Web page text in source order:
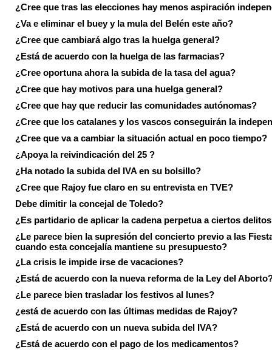
¿Cree que tras las elecciones hay menos aspiración
¿Va e eliminar el buey y la mula del Belén este año?
¿Cree que cambiará algo tras la huelga general?
¿Está de acuerdo con la huelga de las farmacias?
¿Cree oportuna ahora la subida de la tasa del agua?
¿Cree que hay motivos para una huelga general?
¿Cree que hay que reducir las comunidades autónomas?
¿Cree que los catalanes y los vascos conseguirán la
¿Cree que va a cambiar la situación actual en poco tiempo?
¿Apoya la reivindicación del 25 ?
¿Ha notado la subida del IVA en su bolsillo?
¿Cree que Rajoy fue claro en su entrevista en TVE?
Debe dimitir la concejal de Toledo?
¿Es partidario de aplicar la cadena perpetua a ciertos
¿Le parece bien la supresión del concierto previo a las
cuando esta concejalía mantiene su presupuesto?
¿La crisis le impide irse de vacaciones?
¿Está de acuerdo con la nueva reforma de la Ley del
¿Le parece bien trasladar los festivos al lunes?
¿está de acuerdo con las últimas medidas de Rajoy?
¿Está de acuerdo con un nueva subida del IVA?
¿Está de acuerdo con el pago de los medicamentos?